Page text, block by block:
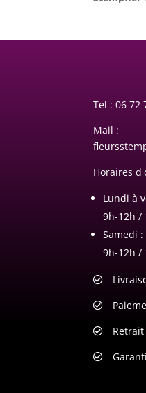
Tel :06 72
Mail :
Horaires
Lundi à
9h-12h /
Samedi :
9h-12h /